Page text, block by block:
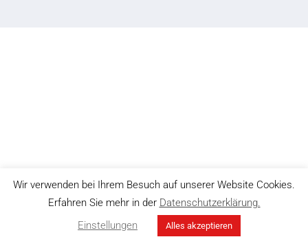
Wir verwenden bei Ihrem Besuch auf unserer Website Cookies.
Erfahren Sie mehr in der Datenschutzerklärung.
Einstellungen
Alles akzeptieren